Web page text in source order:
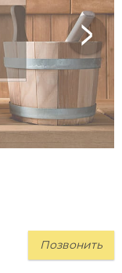
Позвонить